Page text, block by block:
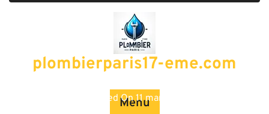
plombierparis17-eme.com
Menu
Posted On 11 mars 2026